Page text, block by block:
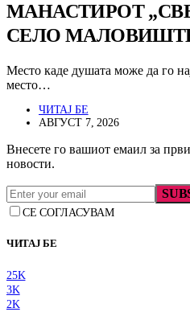
МАНАСТИРОТ
СЕЛО
Место каде душата може да го
место…
ЧИТАЈ БЕ
АВГУСТ 7, 2026
Внесете го вашиот емаил за
новости.
СЕ СОГЛАСУВАМ
ЧИТАЈ БЕ
25K
3K
2K